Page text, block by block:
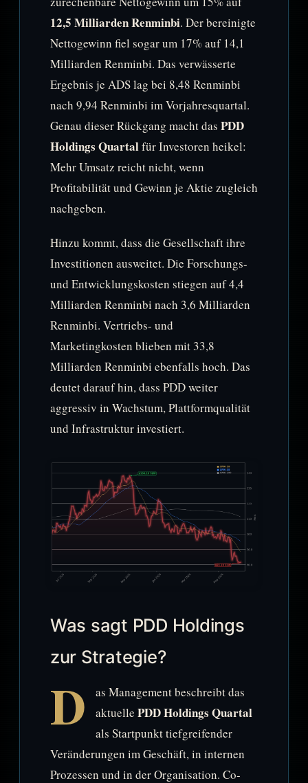
12,5 Milliarden Renminbi. Der bereinigte
Nettogewinn fiel sogar um 17% auf 14,1
Milliarden Renminbi. Das verwässerte
Ergebnis je ADS lag bei 8,48 Renminbi
nach 9,94 Renminbi im Vorjahresquartal.
Genau dieser Rückgang macht das PDD
Holdings Quartalfür Investoren heikel:
Mehr Umsatz reicht nicht, wenn
Profitabilität und Gewinn je Aktie zugleich
nachgeben.
Hinzu kommt, dass die Gesellschaft ihre
Investitionen ausweitet. Die Forschungs-
und Entwicklungskosten stiegen auf 4,4
Milliarden Renminbi nach 3,6 Milliarden
Renminbi. Vertriebs- und
Marketingkosten blieben mit 33,8
Milliarden Renminbi ebenfalls hoch. Das
deutet darauf hin, dass PDD weiter
aggressiv in Wachstum, Plattformqualität
und Infrastruktur investiert.
Was sagt PDD Holdings
zur Strategie?
D
as Management beschreibt das
aktuelle PDD Holdings Quartal
als Startpunkt tiefgreifender
Veränderungen im Geschäft, in internen
Prozessen und in der Organisation. Co-